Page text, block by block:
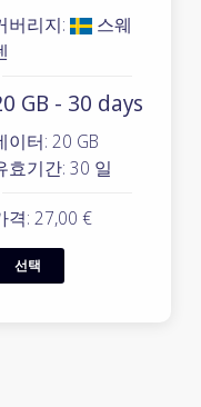
버리지:
스웨
GB - 30 days
이터: 20 GB
효기간: 30 일
격: 27,00 €
선택